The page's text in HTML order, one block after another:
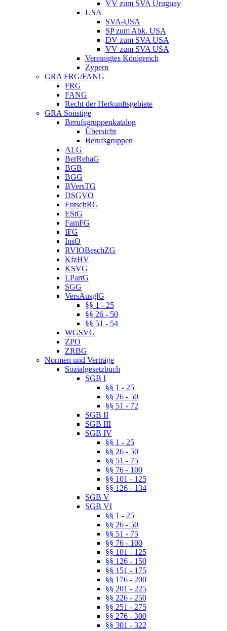
VV zum SVA Uruguay
USA
SVA-USA
SP zum Abk. USA
DV zum SVA USA
VV zum SVA USA
Vereinigtes Königreich
Zypern
GRA FRG/FANG
FRG
FANG
Recht der Herkunftsgebiete
GRA Sonstige
Berufsgruppenkatalog
Übersicht
Berufsgruppen
ALG
BerRehaG
BGB
BGG
BVersTG
DSGVO
EntschRG
EStG
FamFG
IFG
InsO
RVIOBeschZG
KfzHV
KSVG
LPartG
SGG
VersAusglG
§§ 1 - 25
§§ 26 - 50
§§ 51 - 54
WGSVG
ZPO
ZRBG
Normen und Verträge
Sozialgesetzbuch
SGB I
§§ 1 - 25
§§ 26 - 50
§§ 51 - 72
SGB II
SGB III
SGB IV
§§ 1 - 25
§§ 26 - 50
§§ 51 - 75
§§ 76 - 100
§§ 101 - 125
§§ 126 - 134
SGB V
SGB VI
§§ 1 - 25
§§ 26 - 50
§§ 51 - 75
§§ 76 - 100
§§ 101 - 125
§§ 126 - 150
§§ 151 - 175
§§ 176 - 200
§§ 201 - 225
§§ 226 - 250
§§ 251 - 275
§§ 276 - 300
§§ 301 - 322